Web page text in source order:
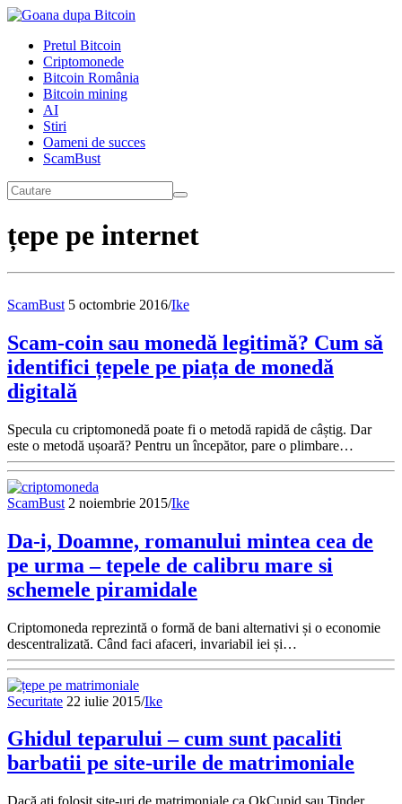
Pretul Bitcoin
Criptomonede
Bitcoin România
Bitcoin mining
AI
Stiri
Oameni de succes
ScamBust
țepe pe internet
ScamBust 5 octombrie 2016/Ike
Scam-coin sau monedă legitimă? Cum să
identifici țepele pe piața de monedă
digitală
Specula cu criptomonedă poate fi o metodă rapidă de câștig. Dar
este o metodă ușoară? Pentru un începător, pare o plimbare…
ScamBust 2 noiembrie 2015/Ike
Da-i, Doamne, romanului mintea cea de
pe urma – tepele de calibru mare si
schemele piramidale
Criptomoneda reprezintă o formă de bani alternativi și o economie
descentralizată. Când faci afaceri, invariabil iei și…
Securitate 22 iulie 2015/Ike
Ghidul teparului – cum sunt pacaliti
barbatii pe site-urile de matrimoniale